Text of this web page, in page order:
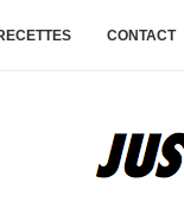
CONTACT